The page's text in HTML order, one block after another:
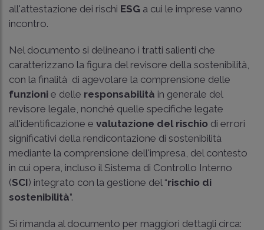
all'attestazione dei rischi ESG a cui le imprese vanno
incontro.
Nel documento si delineano i tratti salienti che
caratterizzano la figura del revisore della sostenibilità,
con la finalità di agevolare la comprensione delle
funzioni e delle responsabilità in generale del
revisore legale, nonché quelle specifiche legate
all'identificazione e valutazione del rischio di errori
significativi della rendicontazione di sostenibilità
mediante la comprensione dell'impresa, del contesto
in cui opera, incluso il Sistema di Controllo Interno
(SCI) integrato con la gestione del “rischio di
sostenibilità”.
Si rimanda al documento per maggiori dettagli circa: